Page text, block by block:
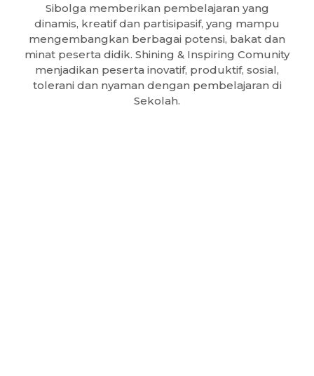
Sibolga memberikan pembelajaran yang
dinamis, kreatif dan partisipasif, yang mampu
mengembangkan berbagai potensi, bakat dan
minat peserta didik. Shining & Inspiring Comunity
menjadikan peserta inovatif, produktif, sosial,
tolerani dan nyaman dengan pembelajaran di
Sekolah.